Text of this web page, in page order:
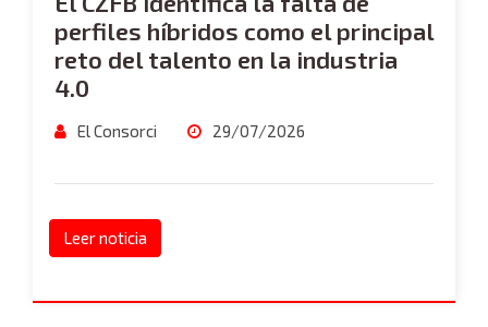
perfiles híbridos como el principal
reto del talento en la industria
4.0
El Consorci 29/07/2026
Leer noticia